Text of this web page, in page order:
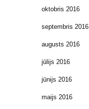
oktobris 2016
septembris 2016
augusts 2016
jūlijs 2016
jūnijs 2016
maijs 2016